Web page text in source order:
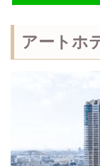
アートホ